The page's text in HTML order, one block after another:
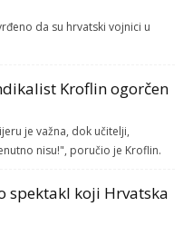
da su hrvatski vojnici u
Kroflin ogorčen
je važna, dok učitelji,
nisu!", poručio je Kroflin.
spektakl koji Hrvatska